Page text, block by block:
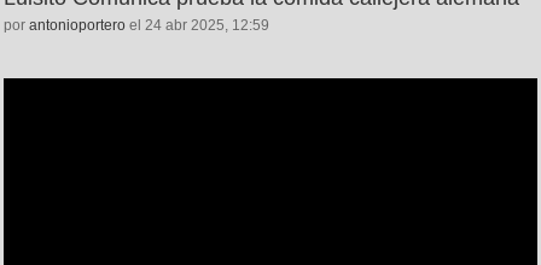
por antonioportero el 24 abr 2025, 12:59